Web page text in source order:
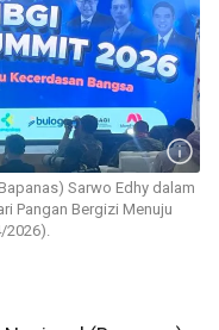
Sarwo Edhy dalam
Pangan Bergizi Menuju
2026).